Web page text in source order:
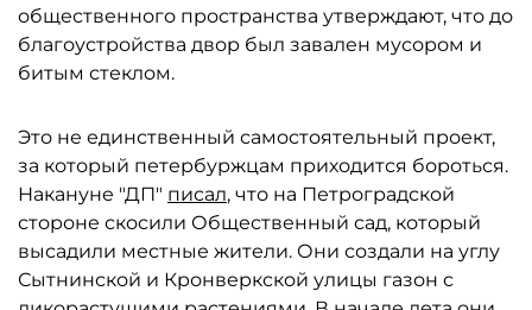
общественного пространства утверждают, что до
благоустройства двор был завален мусором и
битым стеклом.
Это не единственный самостоятельный проект,
за который петербуржцам приходится бороться.
Накануне "ДП" писал, что на Петроградской
стороне скосили Общественный сад, который
высадили местные жители. Они создали на углу
Сытнинской и Кронверкской улицы газон с